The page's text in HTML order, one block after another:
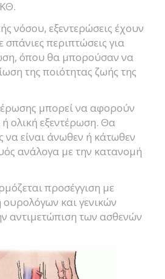
νόσου, εξεντερώσεις έχουν
σπάνιες περιπτώσεις για
όπου θα μπορούσαν να
της ποιότητας ζωής της
μπορεί να αφορούν
ολική εξεντέρωση. Θα
είναι άνωθεν ή κάτωθεν
ανάλογα με την κατανομή
προσέγγιση με
και γενικών
αντιμετώπιση των ασθενών